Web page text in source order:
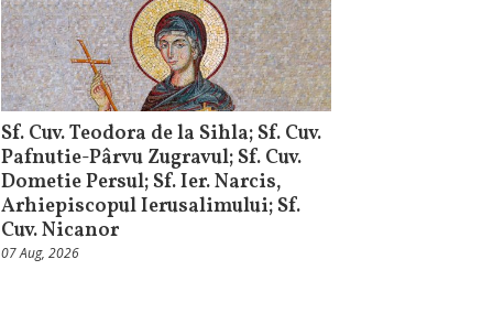
Sf. Cuv. Teodora de la Sihla; Sf. Cuv.
Pafnutie-Pârvu Zugravul; Sf. Cuv.
Dometie Persul; Sf. Ier. Narcis,
Arhiepiscopul Ierusalimului; Sf.
Cuv. Nicanor
07 Aug, 2026